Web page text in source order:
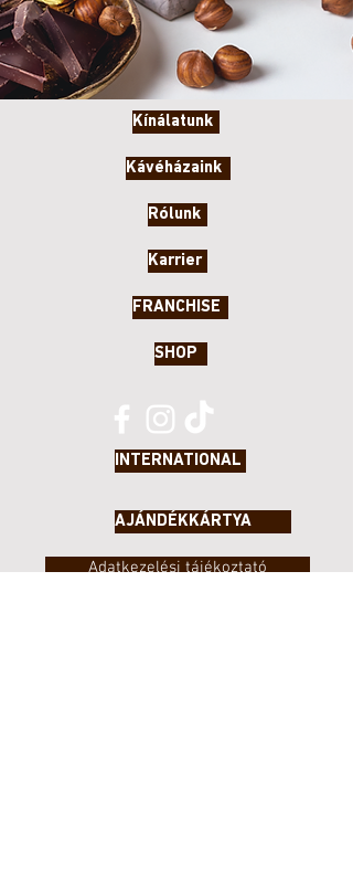
Kínálatunk
Kávéházaink
Rólunk
Karrier
FRANCHISE
SHOP
INTERNATIONAL
AJÁNDÉKKÁRTYA
Adatkezelési tájékoztató